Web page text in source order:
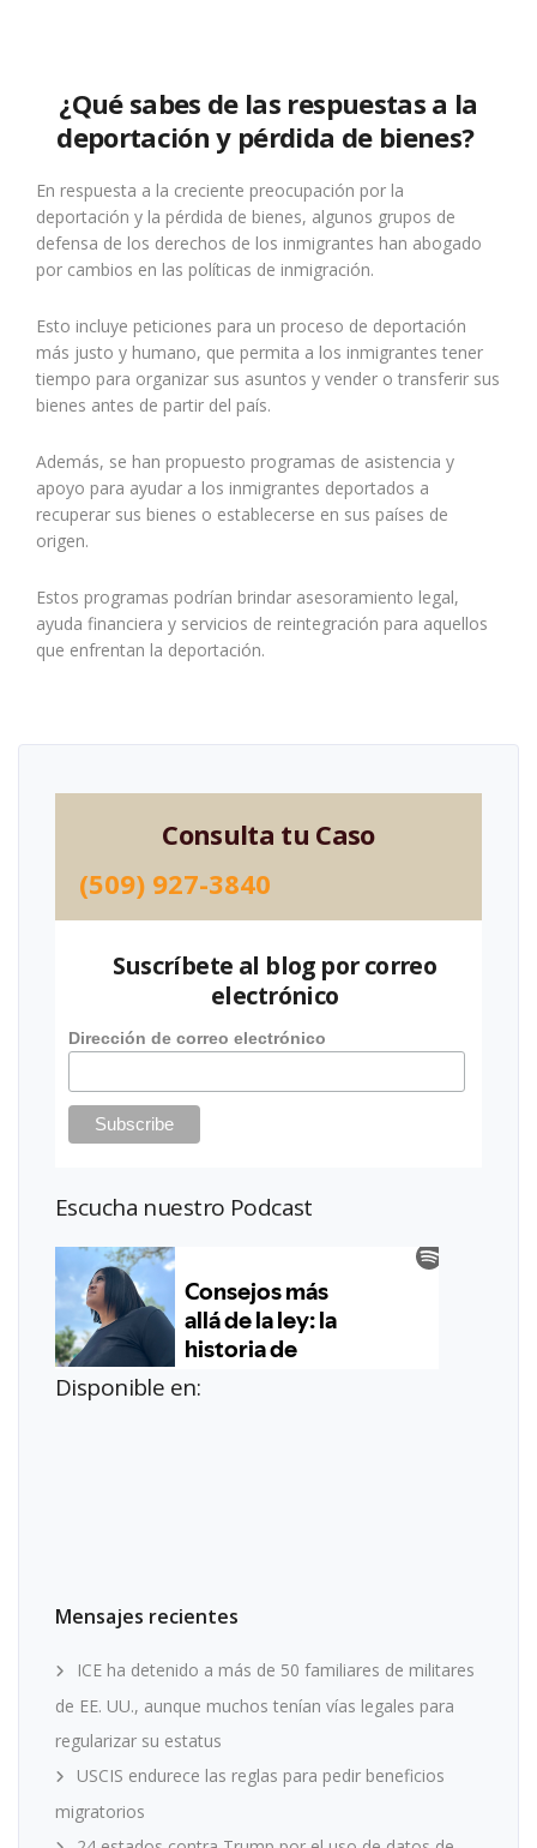
¿Qué sabes de las respuestas a la
deportación y pérdida de bienes?
En respuesta a la creciente preocupación por la
deportación y la pérdida de bienes, algunos grupos de
defensa de los derechos de los inmigrantes han abogado
por cambios en las políticas de inmigración.
Esto incluye peticiones para un proceso de deportación
más justo y humano, que permita a los inmigrantes tener
tiempo para organizar sus asuntos y vender o transferir sus
bienes antes de partir del país.
Además, se han propuesto programas de asistencia y
apoyo para ayudar a los inmigrantes deportados a
recuperar sus bienes o establecerse en sus países de
origen.
Estos programas podrían brindar asesoramiento legal,
ayuda financiera y servicios de reintegración para aquellos
que enfrentan la deportación.
Consulta tu Caso
(509) 927-3840
Suscríbete al blog por correo
electrónico
Dirección de correo electrónico
Escucha nuestro Podcast
Disponible en:
Mensajes recientes
ICE ha detenido a más de 50 familiares de militares
de EE. UU., aunque muchos tenían vías legales para
regularizar su estatus
USCIS endurece las reglas para pedir beneficios
migratorios